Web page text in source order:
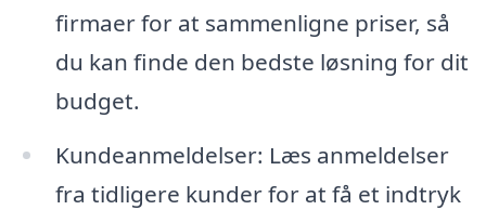
firmaer for at sammenligne priser, så
du kan finde den bedste løsning for dit
budget.
Kundeanmeldelser: Læs anmeldelser
fra tidligere kunder for at få et indtryk